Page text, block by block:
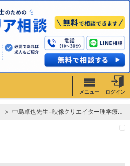
メニュー ログイン
中島卓也先生−映像クリエイター理学療法士（PT）−第4部